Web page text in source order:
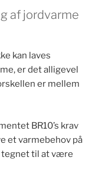
af jordvarme
kan laves
er det alligevel
er mellem
BR10’s krav
et varmebehov på
tegnet til at være